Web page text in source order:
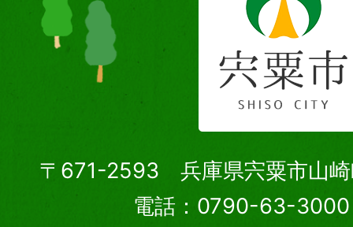
〒671-2593 兵庫県宍粟市山崎
電話：0790-63-3000